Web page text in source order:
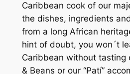
Caribbean cook of our
the dishes, ingredients
from a long African
hint of doubt, you won´t
Caribbean without tasting
& Beans or our “Patí”